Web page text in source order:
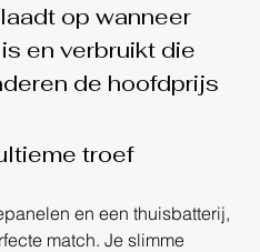
op wanneer
en verbruikt die
de hoofdprijs
troef
en een thuisbatterij,
match. Je slimme